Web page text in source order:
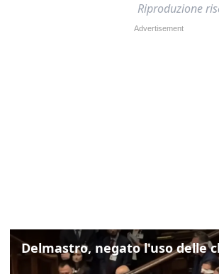
Riproduzione